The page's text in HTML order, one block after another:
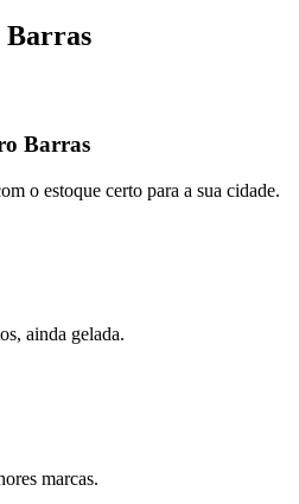
Barras
Barras
o estoque certo para a sua cidade.
ainda gelada.
marcas.